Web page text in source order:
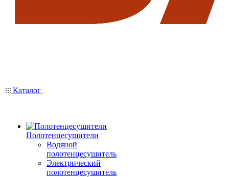
Каталог
Полотенцесушители
Водяной
полотенцесушитель
Электрический
полотенцесушитель